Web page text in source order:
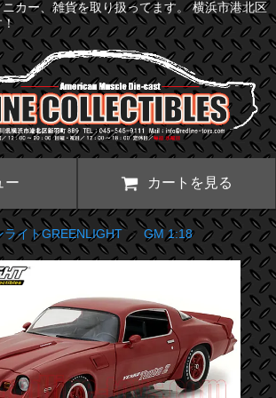
カー、雑貨を取り扱ってます。 横浜市港北区
ー カートを見る
ライトGREENLIGHT> GM 1:18